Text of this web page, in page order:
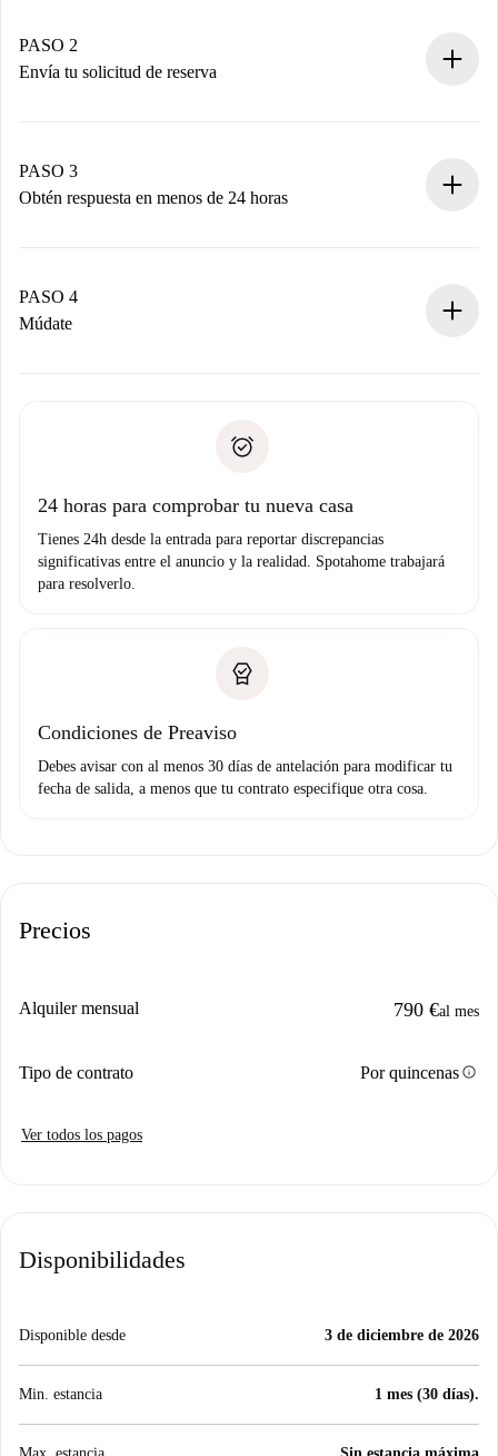
Tienes toda la información necesaria por adelantado.
PASO 2
Envía tu solicitud de reserva
propietario acepte.
PASO 3
Obtén respuesta en menos de 24 horas
contacto con el propietario.
Si es rechazada: No te haremos ningún cargo y te
Prueba de solvencia
PASO 4
Múdate
no nos comunicas ningún problema.
24 horas para comprobar tu nueva casa
Tienes 24h desde la entrada para reportar discrepancias
significativas entre el anuncio y la realidad. Spotahome trabajará
para resolverlo.
Condiciones de Preaviso
Debes avisar con al menos 30 días de antelación para modificar tu
fecha de salida, a menos que tu contrato especifique otra cosa.
Precios
Alquiler mensual 790 €al mes
Tipo de contrato Por quincenasinfo
Ver todos los pagos
Disponibilidades
Disponible desde 3 de diciembre de 2026
Min. estancia 1 mes (30 días).